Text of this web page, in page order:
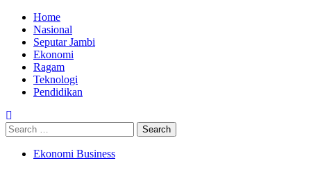
Skip
content
Primary
Menu
Home
Nasional
Seputar Jambi
Ekonomi
Ragam
Teknologi
Pendidikan
Search
for:
Ekonomi Business